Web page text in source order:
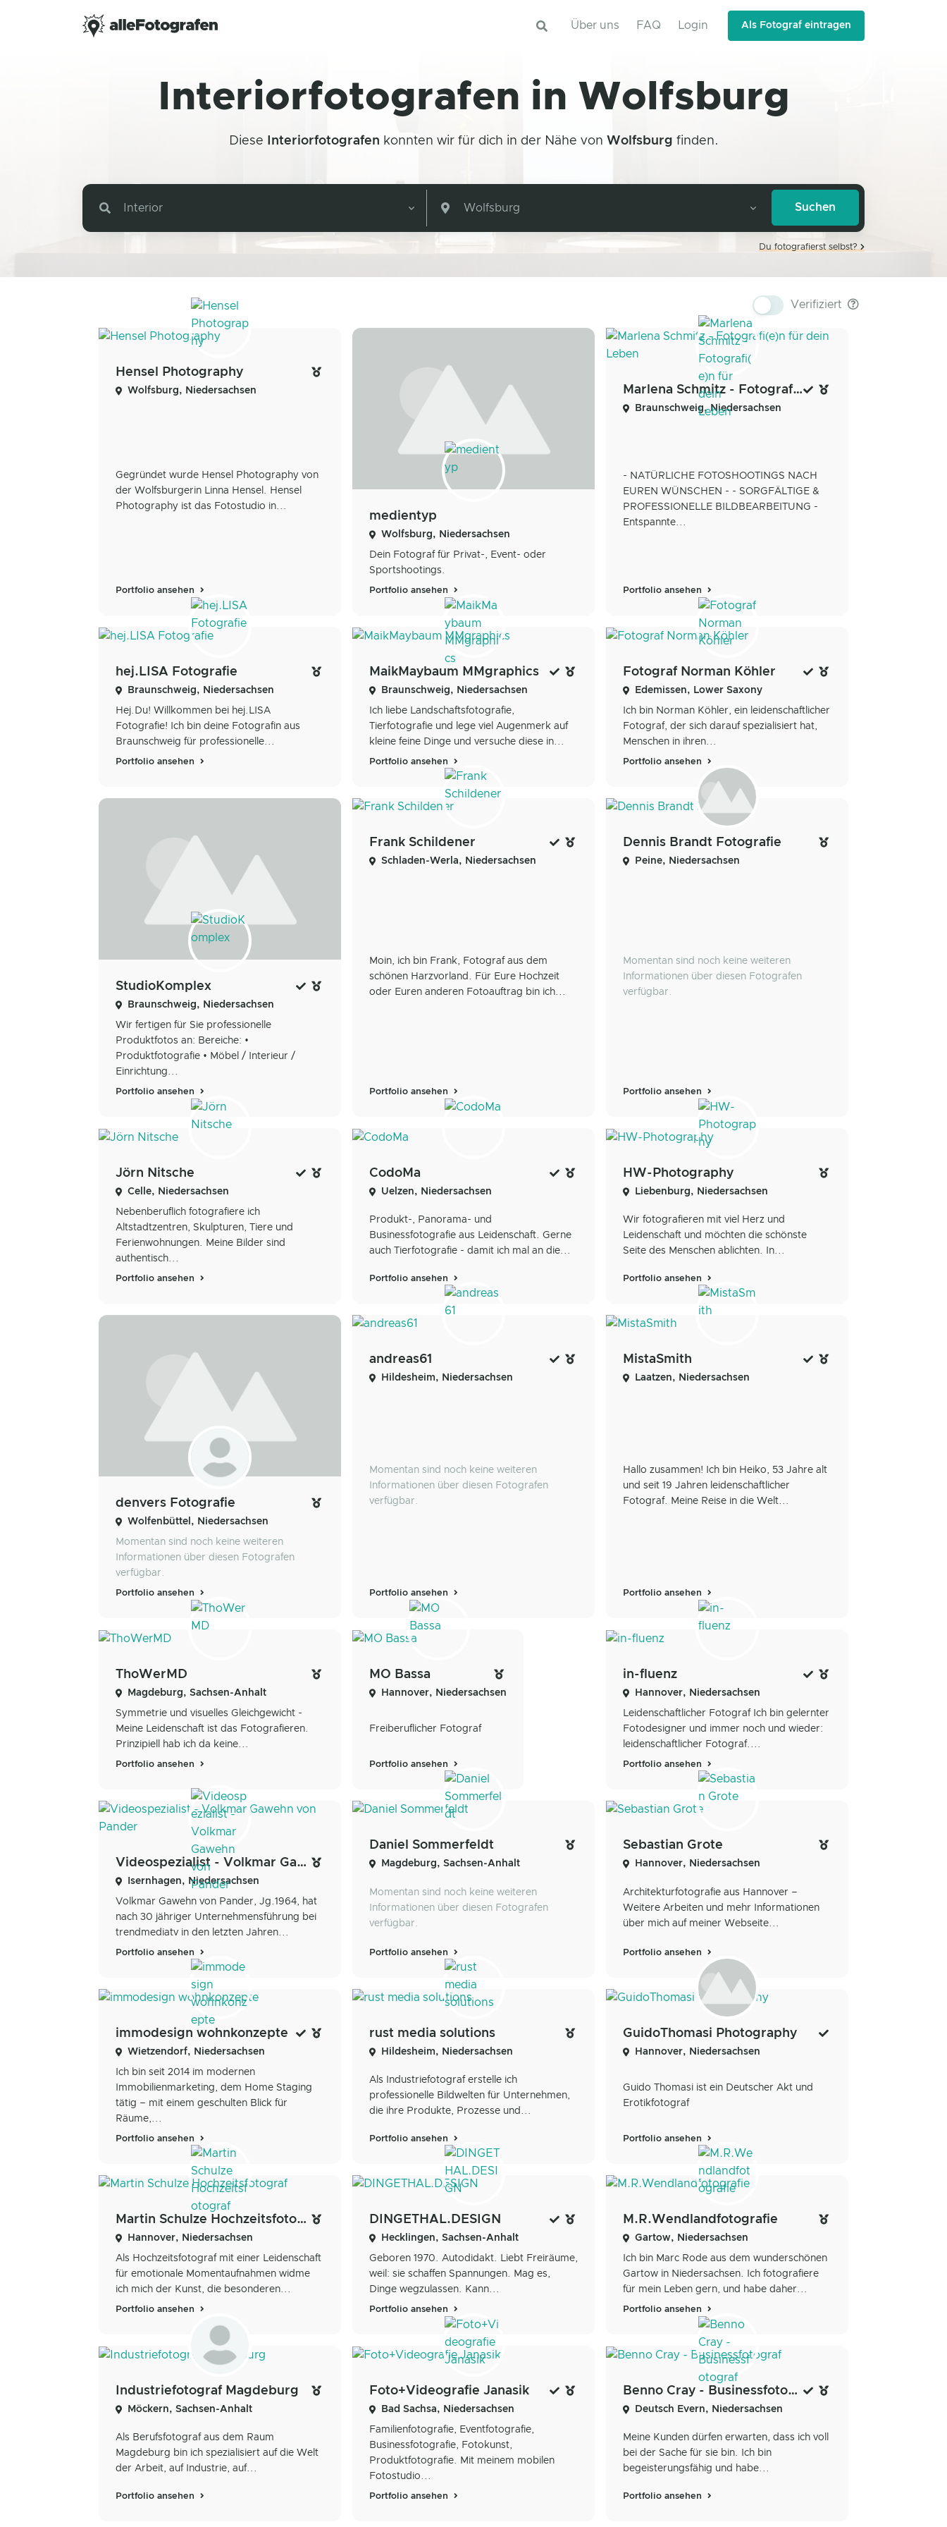
Über uns FAQ Login Als Fotograf eintragen
Interiorfotografen in Wolfsburg
Diese Interiorfotografen konnten wir für dich in der Nähe von Wolfsburg finden.
Interior Wolfsburg
Du fotografierst selbst?
Verifiziert
Hensel Photography
Wolfsburg, Niedersachsen
Gegründet wurde Hensel Photography von
der Wolfsburgerin Linna Hensel. Hensel
Photography ist das Fotostudio in...
Portfolio ansehen
medientyp
Wolfsburg, Niedersachsen
Dein Fotograf für Privat-, Event- oder
Sportshootings.
Portfolio ansehen
Marlena Schmitz - Fotografi(e)n für dein Leben
Braunschweig, Niedersachsen
- NATÜRLICHE FOTOSHOOTINGS NACH
EUREN WÜNSCHEN - - SORGFÄLTIGE &
PROFESSIONELLE BILDBEARBEITUNG -
Entspannte...
Portfolio ansehen
hej.LISA Fotografie
Braunschweig, Niedersachsen
Hej.Du! Willkommen bei hej.LISA
Fotografie! Ich bin deine Fotografin aus
Braunschweig für professionelle...
Portfolio ansehen
MaikMaybaum MMgraphics
Braunschweig, Niedersachsen
Ich liebe Landschaftsfotografie,
Tierfotografie und lege viel Augenmerk auf
kleine feine Dinge und versuche diese in...
Portfolio ansehen
Fotograf Norman Köhler
Edemissen, Lower Saxony
Ich bin Norman Köhler, ein leidenschaftlicher
Fotograf, der sich darauf spezialisiert hat,
Menschen in ihren...
Portfolio ansehen
StudioKomplex
Braunschweig, Niedersachsen
Wir fertigen für Sie professionelle
Produktfotos an: Bereiche: •
Produktfotografie • Möbel / Interieur /
Einrichtung...
Portfolio ansehen
Frank Schildener
Schladen-Werla, Niedersachsen
Moin, ich bin Frank, Fotograf aus dem
schönen Harzvorland. Für Eure Hochzeit
oder Euren anderen Fotoauftrag bin ich...
Portfolio ansehen
Dennis Brandt Fotografie
Peine, Niedersachsen
Momentan sind noch keine weiteren
Informationen über diesen Fotografen
verfügbar.
Portfolio ansehen
Jörn Nitsche
Celle, Niedersachsen
Nebenberuflich fotografiere ich
Altstadtzentren, Skulpturen, Tiere und
Ferienwohnungen. Meine Bilder sind
authentisch...
Portfolio ansehen
CodoMa
Uelzen, Niedersachsen
Produkt-, Panorama- und
Businessfotografie aus Leidenschaft. Gerne
auch Tierfotografie - damit ich mal an die...
Portfolio ansehen
HW-Photography
Liebenburg, Niedersachsen
Wir fotografieren mit viel Herz und
Leidenschaft und möchten die schönste
Seite des Menschen ablichten. In...
Portfolio ansehen
denvers Fotografie
Wolfenbüttel, Niedersachsen
Momentan sind noch keine weiteren
Informationen über diesen Fotografen
verfügbar.
Portfolio ansehen
andreas61
Hildesheim, Niedersachsen
Momentan sind noch keine weiteren
Informationen über diesen Fotografen
verfügbar.
Portfolio ansehen
MistaSmith
Laatzen, Niedersachsen
Hallo zusammen! Ich bin Heiko, 53 Jahre alt
und seit 19 Jahren leidenschaftlicher
Fotograf. Meine Reise in die Welt...
Portfolio ansehen
ThoWerMD
Magdeburg, Sachsen-Anhalt
Symmetrie und visuelles Gleichgewicht -
Meine Leidenschaft ist das Fotografieren.
Prinzipiell hab ich da keine...
Portfolio ansehen
MO Bassa
Hannover, Niedersachsen
Freiberuflicher Fotograf
Portfolio ansehen
in-fluenz
Hannover, Niedersachsen
Leidenschaftlicher Fotograf Ich bin gelernter
Fotodesigner und immer noch und wieder:
leidenschaftlicher Fotograf....
Portfolio ansehen
Videospezialist - Volkmar Gawehn von Pander
Isernhagen, Niedersachsen
Volkmar Gawehn von Pander, Jg.1964, hat
nach 30 jähriger Unternehmensführung bei
trendmediatv in den letzten Jahren...
Portfolio ansehen
Daniel Sommerfeldt
Magdeburg, Sachsen-Anhalt
Momentan sind noch keine weiteren
Informationen über diesen Fotografen
verfügbar.
Portfolio ansehen
Sebastian Grote
Hannover, Niedersachsen
Architekturfotografie aus Hannover –
Weitere Arbeiten und mehr Informationen
über mich auf meiner Webseite...
Portfolio ansehen
immodesign wohnkonzepte
Wietzendorf, Niedersachsen
Ich bin seit 2014 im modernen
Immobilienmarketing, dem Home Staging
tätig – mit einem geschulten Blick für
Räume,...
Portfolio ansehen
rust media solutions
Hildesheim, Niedersachsen
Als Industriefotograf erstelle ich
professionelle Bildwelten für Unternehmen,
die ihre Produkte, Prozesse und...
Portfolio ansehen
GuidoThomasi Photography
Hannover, Niedersachsen
Guido Thomasi ist ein Deutscher Akt und
Erotikfotograf
Portfolio ansehen
Martin Schulze Hochzeitsfotograf
Hannover, Niedersachsen
Als Hochzeitsfotograf mit einer Leidenschaft
für emotionale Momentaufnahmen widme
ich mich der Kunst, die besonderen...
Portfolio ansehen
DINGETHAL.DESIGN
Hecklingen, Sachsen-Anhalt
Geboren 1970. Autodidakt. Liebt Freiräume,
weil: sie schaffen Spannungen. Mag es,
Dinge wegzulassen. Kann...
Portfolio ansehen
M.R.Wendlandfotografie
Gartow, Niedersachsen
Ich bin Marc Rode aus dem wunderschönen
Gartow in Niedersachsen. Ich fotografiere
für mein Leben gern, und habe daher...
Portfolio ansehen
Industriefotograf Magdeburg
Möckern, Sachsen-Anhalt
Als Berufsfotograf aus dem Raum
Magdeburg bin ich spezialisiert auf die Welt
der Arbeit, auf Industrie, auf...
Portfolio ansehen
Foto+Videografie Janasik
Bad Sachsa, Niedersachsen
Familienfotografie, Eventfotografie,
Businessfotografie, Fotokunst,
Produktfotografie. Mit meinem mobilen
Fotostudio...
Portfolio ansehen
Benno Cray - Businessfotograf
Deutsch Evern, Niedersachsen
Meine Kunden dürfen erwarten, dass ich voll
bei der Sache für sie bin. Ich bin
begeisterungsfähig und habe...
Portfolio ansehen